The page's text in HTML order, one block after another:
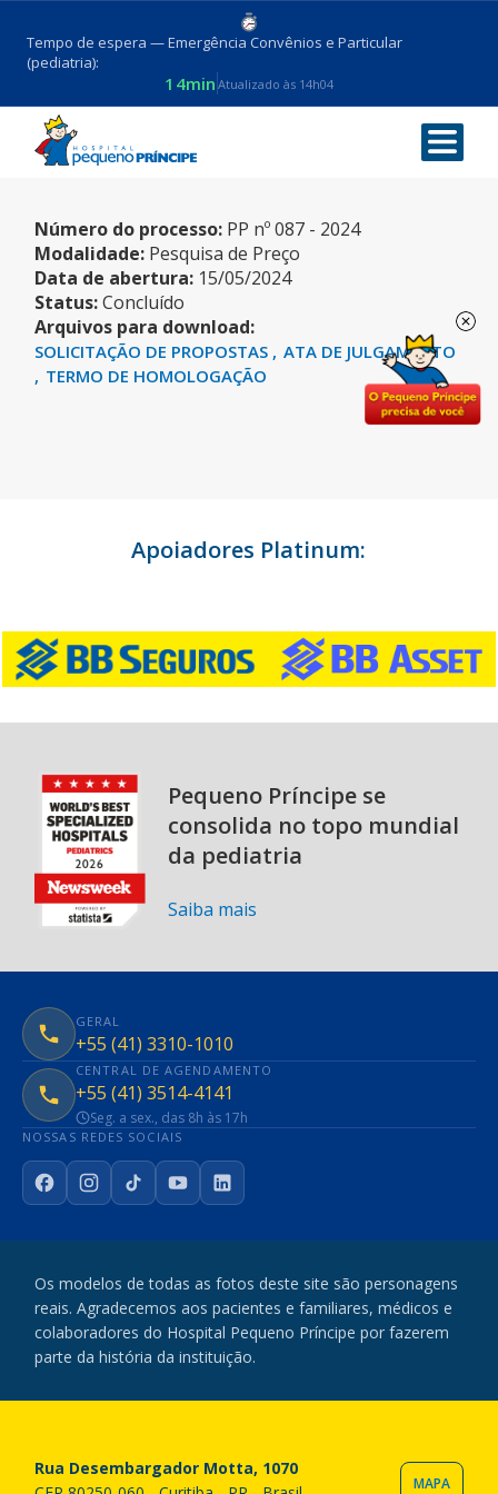
Tempo de espera — Emergência Convênios e Particular
(pediatria):
14min Atualizado às 14h04
CONJUNTO REAGENTES
Número do processo: PP nº 087 - 2024
Modalidade: Pesquisa de Preço
Data de abertura: 15/05/2024
Status:Concluído
Arquivos para download:
SOLICITAÇÃO DE PROPOSTAS
ATA DE JULGAMENTO
TERMO DE HOMOLOGAÇÃO
Apoiadores Platinum:
Pequeno Príncipe se
consolida no topo mundial
da pediatria
Saiba mais
GERAL
+55 (41) 3310-1010
CENTRAL DE AGENDAMENTO
+55 (41) 3514-4141
Seg. a sex., das 8h às 17h
NOSSAS REDES SOCIAIS
FacebookInstagram
TikTokYouTubeLinkedIn
Os modelos de todas as fotos deste site são personagens
reais. Agradecemos aos pacientes e familiares, médicos e
colaboradores do Hospital Pequeno Príncipe por fazerem
parte da história da instituição.
Rua Desembargador Motta, 1070
MAPA